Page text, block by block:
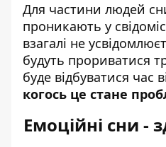
Для частини людей
проникають у
взагалі не
будуть прориватися
буде відбуватися час
когось це стане
Емоційні сни -